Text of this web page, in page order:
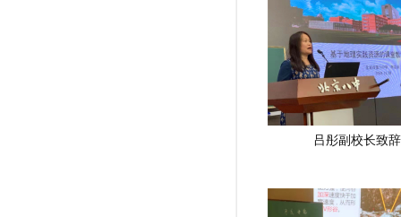
吕彤副校长致辞